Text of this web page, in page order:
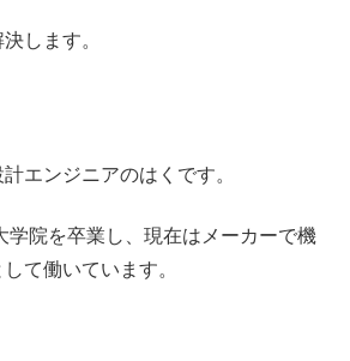
します。
エンジニアのはくです。
学院を卒業し、現在はメーカーで機
て働いています。